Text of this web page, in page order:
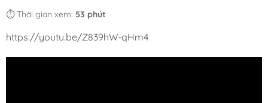
⏱️ Thời gian xem: 53 phút
https://youtu.be/Z839hW-qHm4